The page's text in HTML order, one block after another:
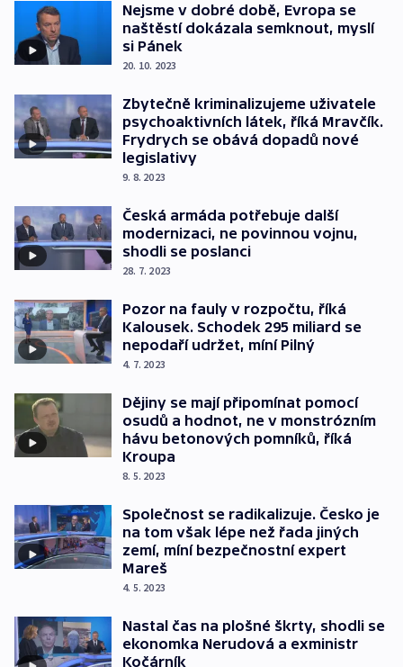
Nejsme v dobré době, Evropa se
naštěstí dokázala semknout, myslí
si Pánek
20. 10. 2023
Zbytečně kriminalizujeme uživatele
psychoaktivních látek, říká Mravčík.
Frydrych se obává dopadů nové
legislativy
9. 8. 2023
Česká armáda potřebuje další
modernizaci, ne povinnou vojnu,
shodli se poslanci
28. 7. 2023
Pozor na fauly v rozpočtu, říká
Kalousek. Schodek 295 miliard se
nepodaří udržet, míní Pilný
4. 7. 2023
Dějiny se mají připomínat pomocí
osudů a hodnot, ne v monstrózním
hávu betonových pomníků, říká
Kroupa
8. 5. 2023
Společnost se radikalizuje. Česko je
na tom však lépe než řada jiných
zemí, míní bezpečnostní expert
Mareš
4. 5. 2023
Nastal čas na plošné škrty, shodli se
ekonomka Nerudová a exministr
Kočárník